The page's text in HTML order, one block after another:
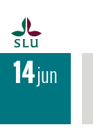
14jun